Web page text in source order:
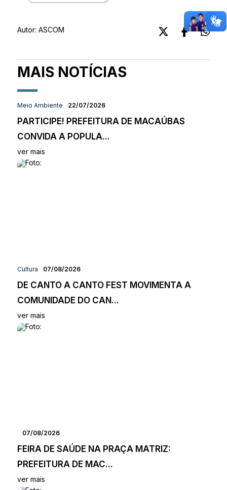
Autor: ASCOM
MAIS NOTÍCIAS
Meio Ambiente 22/07/2026
PARTICIPE! PREFEITURA DE MACAÚBAS
CONVIDA A POPULA...
ver mais
Cultura 07/08/2026
DE CANTO A CANTO FEST MOVIMENTA A
COMUNIDADE DO CAN...
ver mais
07/08/2026
FEIRA DE SAÚDE NA PRAÇA MATRIZ:
PREFEITURA DE MAC...
ver mais